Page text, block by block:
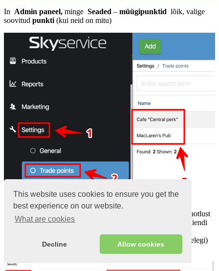
This website uses cookies to ensure you get the
best experience on our website.
What are cookies
Decline Allow cookies
In Admin paneel, minge Seaded – müügipunktid lõik, valige
soovitud punkti(kui neid on mitu)
Valige, kas vajate programmi sisenemisel
taotlust
Kui konfiguratsioon on “
” – programm ei kuva kliendi
Sisesta unikaalne parool
kapten paroolid (ei ütle kellelegi)
Klõpsake nuppu